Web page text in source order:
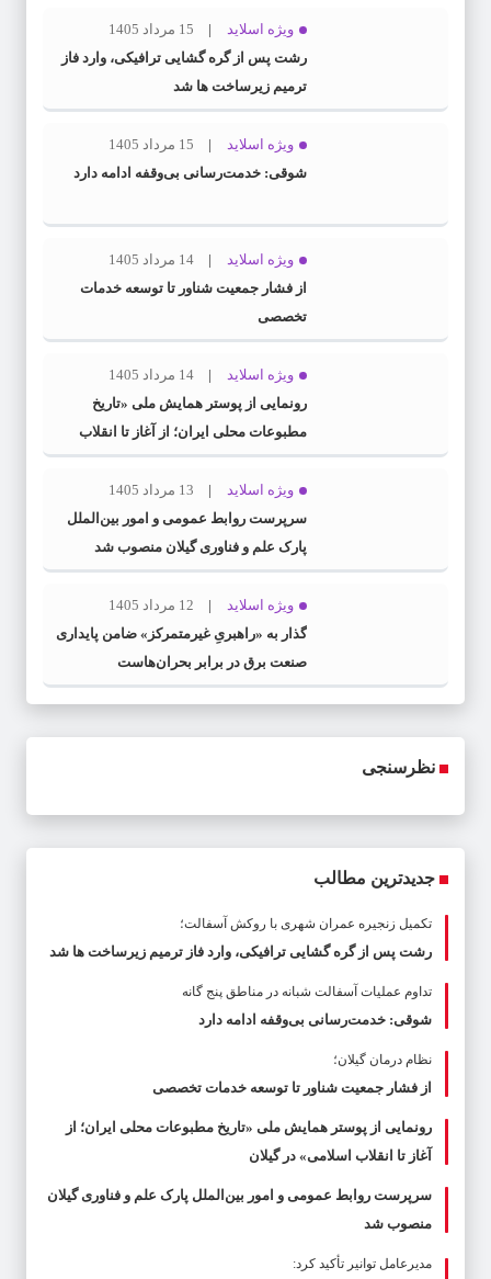
ویژه اسلاید
15 مرداد 1405
رشت پس از گره گشایی ترافیکی، وارد فاز
ترمیم زیرساخت ها شد
ویژه اسلاید
15 مرداد 1405
شوقی: خدمت‌رسانی بی‌وقفه ادامه دارد
ویژه اسلاید
14 مرداد 1405
از فشار جمعیت شناور تا توسعه خدمات
تخصصی
ویژه اسلاید
14 مرداد 1405
رونمایی از پوستر همایش ملی «تاریخ
مطبوعات محلی ایران؛ از آغاز تا انقلاب
اسلامی» در گیلان
ویژه اسلاید
13 مرداد 1405
سرپرست روابط عمومی و امور بین‌الملل
پارک علم و فناوری گیلان منصوب شد
ویژه اسلاید
12 مرداد 1405
گذار به «راهبریِ غیرمتمرکز» ضامن پایداری
صنعت برق در برابر بحران‌هاست
نظرسنجی
جدیدترین مطالب
تکمیل زنجیره عمران شهری با روکش آسفالت؛
رشت پس از گره گشایی ترافیکی، وارد فاز ترمیم زیرساخت ها شد
تداوم عملیات آسفالت‌ شبانه در مناطق پنج گانه
شوقی: خدمت‌رسانی بی‌وقفه ادامه دارد
نظام درمان گیلان؛
از فشار جمعیت شناور تا توسعه خدمات تخصصی
رونمایی از پوستر همایش ملی «تاریخ مطبوعات محلی ایران؛ از
آغاز تا انقلاب اسلامی» در گیلان
سرپرست روابط عمومی و امور بین‌الملل پارک علم و فناوری گیلان
منصوب شد
مدیرعامل توانیر تأکید کرد: